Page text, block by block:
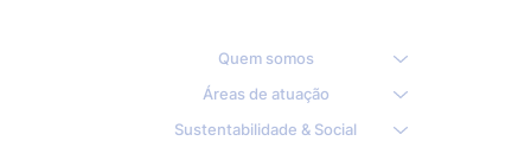
Quem somos
Áreas de atuação
Sustentabilidade & Social